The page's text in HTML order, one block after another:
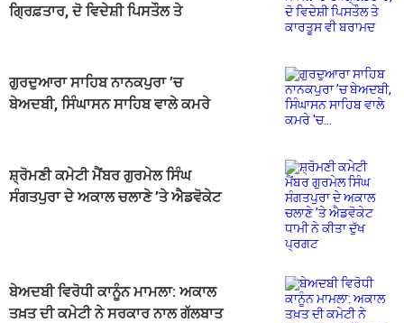
ਗ੍ਰਿਫ਼ਤਾਰ, ਦੋ ਵਿਦੇਸ਼ੀ ਪਿਸਤੌਲ ਤੇ
ਗੁਰਦੁਆਰਾ ਸਾਹਿਬ ਨਾਨਕਪੁਰਾ ’ਚ
ਬੇਅਦਬੀ, ਸਿੰਘਾਸਨ ਸਾਹਿਬ ਵਾਲੇ ਕਮਰੇ
ਸ਼੍ਰੋਮਣੀ ਕਮੇਟੀ ਮੈਂਬਰ ਗੁਰਮੇਲ ਸਿੰਘ
ਸੰਗਤਪੁਰਾ ਦੇ ਅਕਾਲ ਚਲਾਣੇ ’ਤੇ ਐਡਵੋਕੇਟ
ਬੇਅਦਬੀ ਵਿਰੋਧੀ ਕਾਨੂੰਨ ਮਾਮਲਾ: ਅਕਾਲ
ਤਖ਼ਤ ਦੀ ਕਮੇਟੀ ਨੇ ਸਰਕਾਰ ਨਾਲ ਗੱਲਬਾਤ